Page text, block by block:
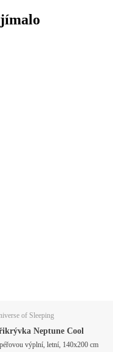
of Sleeping
Neptune Cool
výplní, letní, 140x200 cm